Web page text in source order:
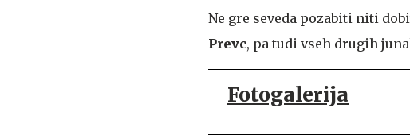
Ne gre seveda pozabiti niti
Prevc, pa tudi vseh drugih
Fotogalerija